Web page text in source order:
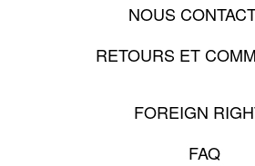
NOUS
RETOURS ET
FOREIGN
FAQ